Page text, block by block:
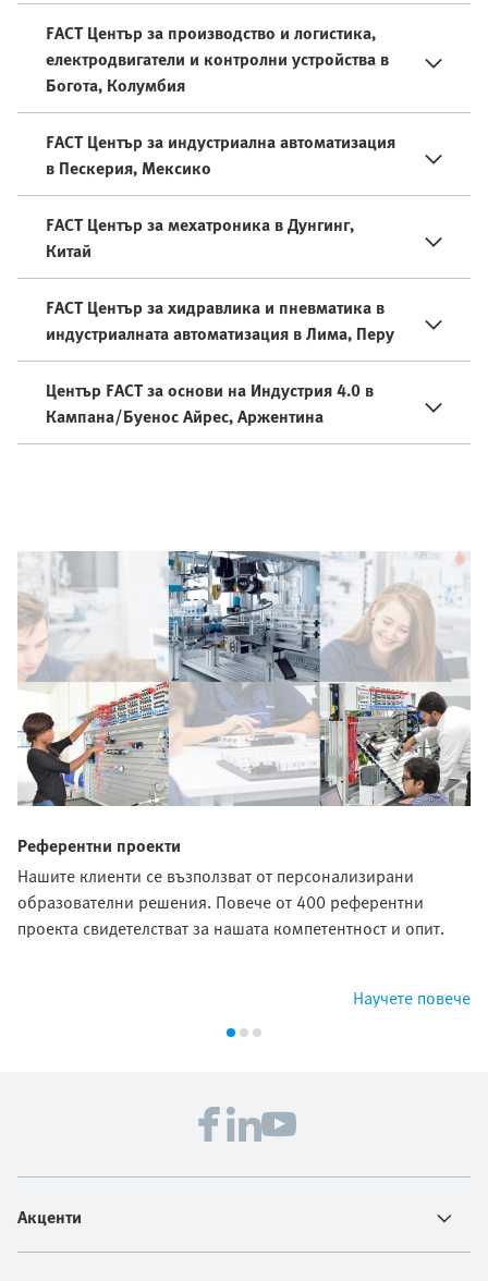
FACT Център за производство и логистика,
електродвигатели и контролни устройства в
Богота, Колумбия
FACT Център за индустриална автоматизация
в Пескерия, Мексико
FACT Център за мехатроника в Дунгинг,
Китай
FACT Център за хидравлика и пневматика в
индустриалната автоматизация в Лима, Перу
Център FACT за основи на Индустрия 4.0 в
Кампана/Буенос Айрес, Аржентина
Референтни проекти
Нашите клиенти се възползват от персонализирани
образователни решения. Повече от 400 референтни
проекта свидетелстват за нашата компетентност и опит.
Научете повече
Акценти